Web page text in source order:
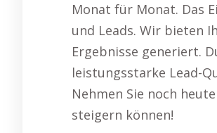
Monat für Monat. Das
und Leads. Wir bieten
Ergebnisse generiert.
leistungsstarke Lead-
Nehmen Sie noch
steigern können!